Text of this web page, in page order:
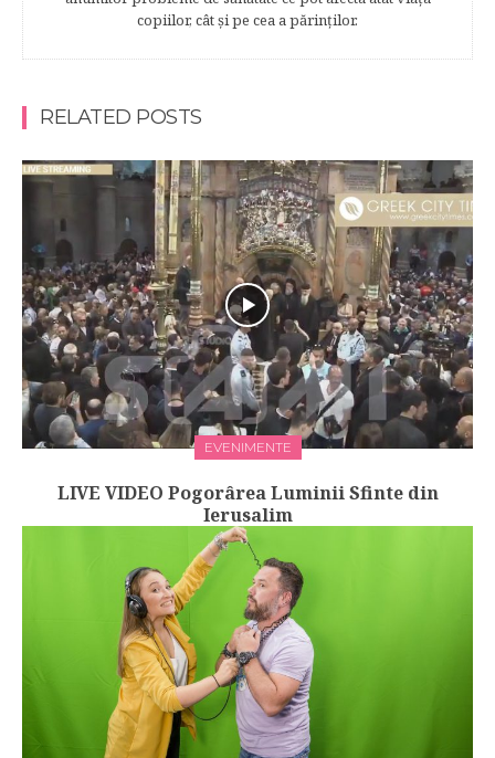
copiilor, cât şi pe cea a părinţilor.
RELATED POSTS
EVENIMENTE
LIVE VIDEO Pogorârea Luminii Sfinte din
Ierusalim